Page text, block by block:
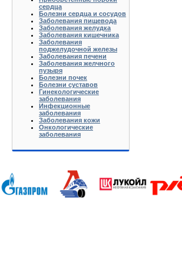
сердца
Болезни сердца и сосудов
Заболевания пищевода
Заболевания желудка
Заболевания кишечника
Заболевания
поджелудочной железы
Заболевания печени
Заболевания желчного
пузыря
Болезни почек
Болезни суставов
Гинекологические
заболевания
Инфекционные
заболевания
Заболевания кожи
Онкологические
заболевания